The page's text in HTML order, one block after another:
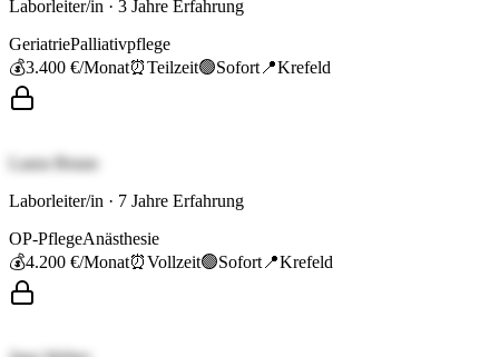
Laborleiter/in · 3 Jahre Erfahrung
GeriatriePalliativpflege
💰3.400 €/Monat⏰Teilzeit🟢Sofort 📍Krefeld
Laura Braun
Laborleiter/in · 7 Jahre Erfahrung
OP-PflegeAnästhesie
💰4.200 €/Monat⏰Vollzeit🟢Sofort 📍Krefeld